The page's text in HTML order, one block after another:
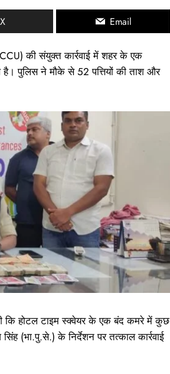
X Email
की संयुक्त कार्रवाई में शहर के एक
पुलिस ने मौके से 52 पत्तियों की ताश और
कि होटल टाइम स्क्वेयर के एक बंद कमरे में कुछ
(भा.पु.से.) के निर्देशन पर तत्काल कार्रवाई